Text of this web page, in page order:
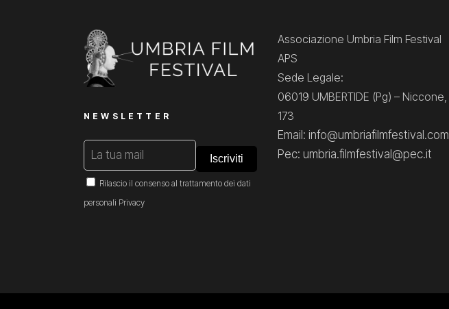
NEWSLETTER
Rilascio il consenso al trattamento dei dati
personali Privacy
Associazione Umbria Film Festival
APS
Sede Legale:
06019 UMBERTIDE (Pg) – Niccone,
173
Email: info@umbriafilmfestival.com
Pec: umbria.filmfestival@pec.it